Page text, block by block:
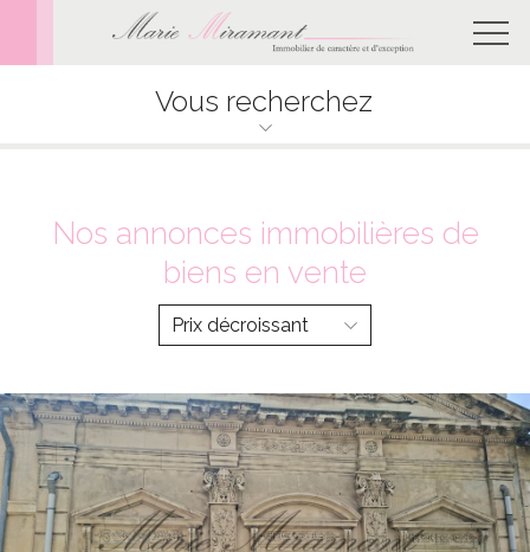
Vous recherchez
Nos annonces immobilières de
biens en vente